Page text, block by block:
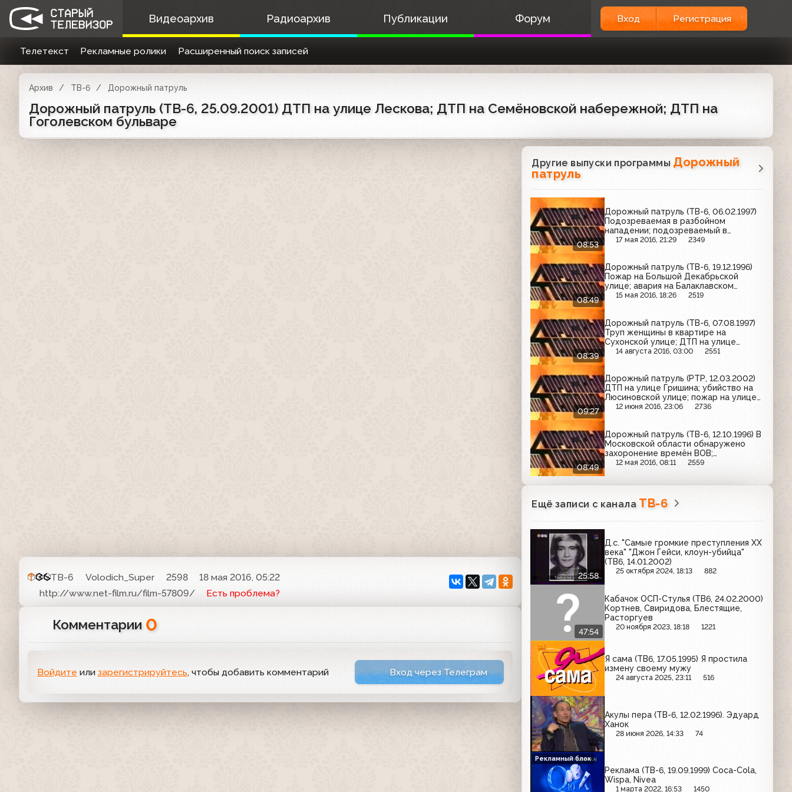
Видеоархив Радиоархив Публикации Форум Вход Регистрация
Телетекст Рекламные ролики Расширенный поиск записей
Архив ТВ-6 Дорожный патруль
Дорожный патруль (ТВ-6, 25.09.2001) ДТП на улице Лескова; ДТП на Семёновской набережной; ДТП на
Гоголевском бульваре
ТВ-6 Volodich_Super 2598
18 мая 2016, 05:22
http://www.net-film.ru/film-57809/
Есть проблема?
Комментарии 0
Войдите или зарегистрируйтесь, чтобы добавить комментарий Вход через Телеграм
Другие выпуски программы Дорожный
патруль
08:53
Дорожный патруль (ТВ-6, 06.02.1997)
Подозреваемая в разбойном
нападении; подозреваемый в
хранении наркотиков; убийство на 8-й
17 мая 2016, 21:29 2349
08:49
Дорожный патруль (ТВ-6, 19.12.1996)
Пожар на Большой Декабрьской
улице; авария на Балаклавском
проспекте; задержание
15 мая 2016, 18:26 2519
08:39
Дорожный патруль (ТВ-6, 07.08.1997)
Труп женщины в квартире на
Сухонской улице; ДТП на улице
Радио; убийство в квартире на
14 августа 2016, 03:00 2551
09:27
Дорожный патруль (РТР, 12.03.2002)
ДТП на улице Гришина; убийство на
Люсиновской улице; пожар на улице
Неглинной
12 июня 2016, 23:06 2736
08:49
Дорожный патруль (ТВ-6, 12.10.1996) В
Московской области обнаружено
захоронение времён ВОВ;
вооружённое ограбление на
12 мая 2016, 08:11 2559
Ещё записи с канала ТВ-6
25:58
Д.с. "Самые громкие преступления XX
века" "Джон Гейси, клоун-убийца"
(ТВ6, 14.01.2002)
25 октября 2024, 18:13 882
47:54
Кабачок ОСП-Стулья (ТВ6, 24.02.2000)
Кортнев, Свиридова, Блестящие,
Расторгуев
20 ноября 2023, 18:18 1221
Я сама (ТВ6, 17.05.1995) Я простила
измену своему мужу
24 августа 2025, 23:11 516
Акулы пера (ТВ-6, 12.02.1996). Эдуард
Ханок
28 июня 2026, 14:33 74
Реклама (ТВ-6, 19.09.1999) Coca-Cola,
Wispa, Nivea
1 марта 2022, 16:53 1450
Рекламный блок